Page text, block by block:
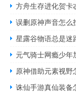
方舟生存进化贺卡
误删原神声音怎么
星露谷物语总是迷
元气骑士网瘾少年
原神借助元素视野
诛仙手游真仙装备